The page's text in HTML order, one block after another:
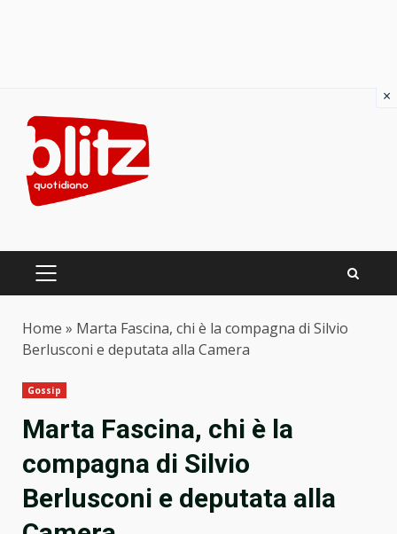
content
PRIMARY
Home » Marta Fascina, chi è la compagna di Silvio
Berlusconi e deputata alla Camera
Gossip
Marta Fascina, chi è la
compagna di Silvio
Berlusconi e deputata alla
×